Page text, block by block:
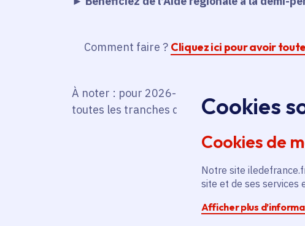
Cookies
Cookies de
Notre site
site et de ses services
Afficher plus
Comment faire ? Cliquez ici pour avoir
À noter : pour 2026-2027, la Région a
toutes les tranches de quotient familial.